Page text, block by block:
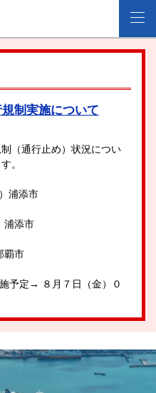
制実施について
（通行止め）状況につい
。
浦添市
浦添市
覇市
定→ ８月７日（金）０